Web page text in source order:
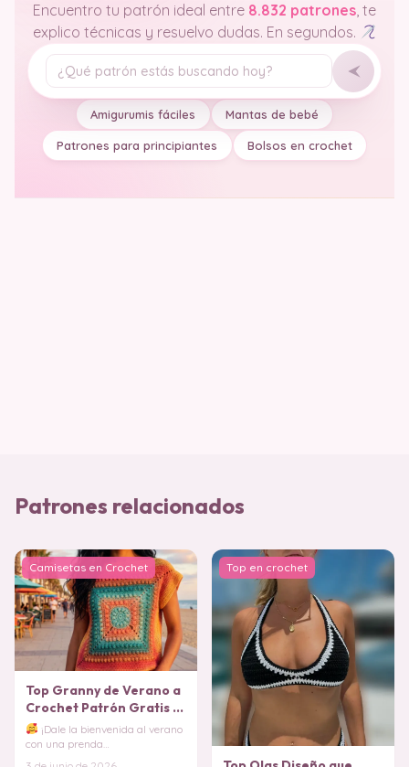
Encuentro tu patrón ideal entre 8.832 patrones, te
explico técnicas y resuelvo dudas. En segundos.
Tu pregunta
Amigurumis fáciles Mantas de bebé
Patrones para principiantes Bolsos en crochet
Patrones relacionados
Camisetas en Crochet
Top Granny de Verano a
Crochet Patrón Gratis
¡Dale la bienvenida al verano
con una prenda
Top en crochet